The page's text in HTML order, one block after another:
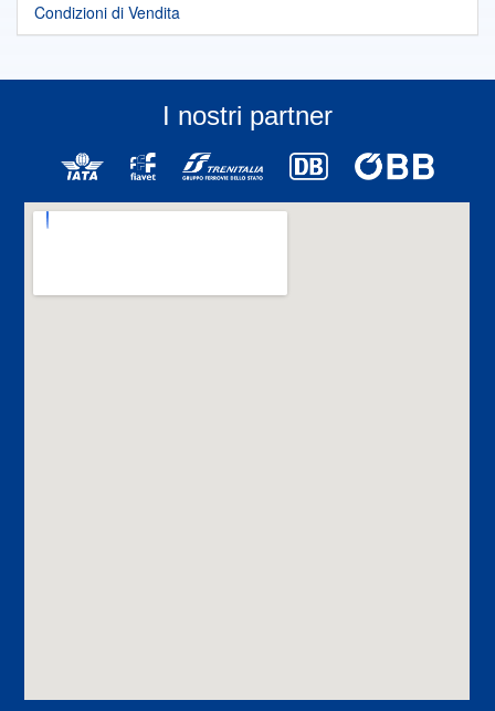
Condizioni di Vendita
I nostri partner